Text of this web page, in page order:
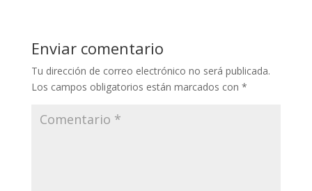
Enviar comentario
Tu dirección de correo electrónico no será publicada.
Los campos obligatorios están marcados con *